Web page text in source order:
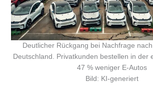
Deutlicher Rückgang bei Nachfrage
Deutschland. Privatkunden bestellen in der
47 % weniger E-Autos
Bild: KI-generiert